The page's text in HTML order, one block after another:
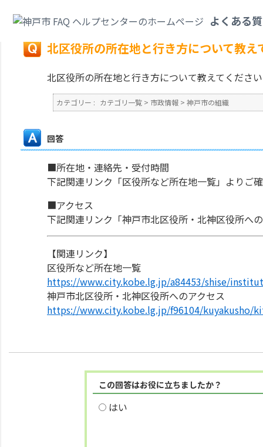
よくある
戻る
北区役所の所在地と行き方について教え
北区役所の所在地と行き方について教えてくださ
カテゴリー : カテゴリ一覧 > 市政情報 > 神戸市の組織
回答
■所在地・連絡先・受付時間
下記関連リンク「区役所など所在地一覧」よりご
■アクセス
下記関連リンク「神戸市北区役所・北神区役所へ
【関連リンク】
区役所など所在地一覧
https://www.city.kobe.lg.jp/a84453/shise/
神戸市北区役所・北神区役所へのアクセス
https://www.city.kobe.lg.jp/f96104/kuyakusho/
この回答はお役に立ちましたか？
はい